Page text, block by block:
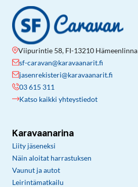
Viipurintie 58, FI-13210 Hämeenlinna
sf-caravan@karavaanarit.fi
jasenrekisteri@karavaanarit.fi
03 615 311
Katso kaikki yhteystiedot
Karavaanarina
Liity jäseneksi
Näin aloitat harrastuksen
Vaunut ja autot
Leirintämatkailu